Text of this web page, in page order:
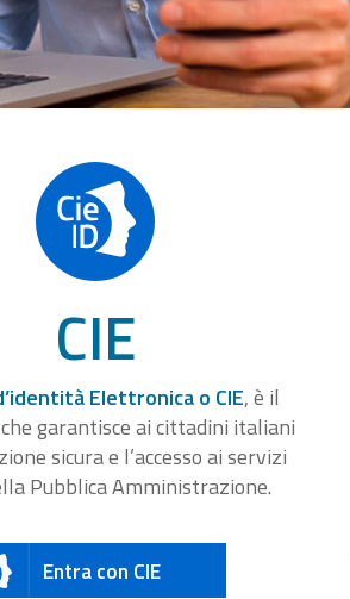
CIE
Elettronica o CIE, è il
garantisce ai cittadini italiani
sicura e l’accesso ai servizi
Pubblica Amministrazione.
Entra con CIE